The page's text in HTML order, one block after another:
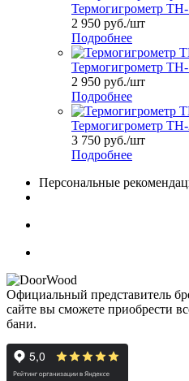
Термогигрометр
2 950 руб./шт
Подробнее
Термогигрометр
2 950 руб./шт
Подробнее
Термогигрометр
3 750 руб./шт
Подробнее
Персональные
Официальный представитель
сайте вы сможете приобрести
бани.